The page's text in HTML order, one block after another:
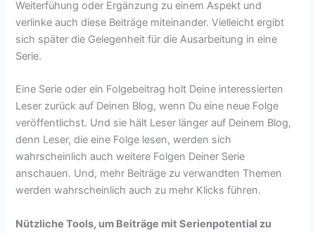
Weiterfühung oder Ergänzung zu einem Aspekt und
verlinke auch diese Beiträge miteinander. Vielleicht ergibt
sich später die Gelegenheit für die Ausarbeitung in eine
Serie.
Eine Serie oder ein Folgebeitrag holt Deine interessierten
Leser zurück auf Deinen Blog, wenn Du eine neue Folge
veröffentlichst. Und sie hält Leser länger auf Deinem Blog,
denn Leser, die eine Folge lesen, werden sich
wahrscheinlich auch weitere Folgen Deiner Serie
anschauen. Und, mehr Beiträge zu verwandten Themen
werden wahrscheinlich auch zu mehr Klicks führen.
Nützliche Tools, um Beiträge mit Serienpotential zu